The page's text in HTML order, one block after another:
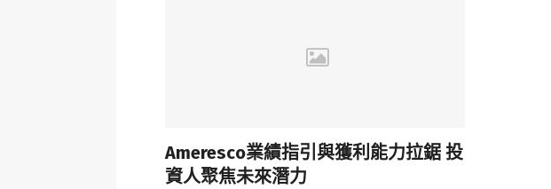
Ameresco業績指引與獲利能力拉鋸 投
資人聚焦未來潛力